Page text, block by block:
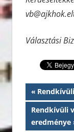
Választási
Previous
Post:
Next
Post:
Rendkívüli
eredménye